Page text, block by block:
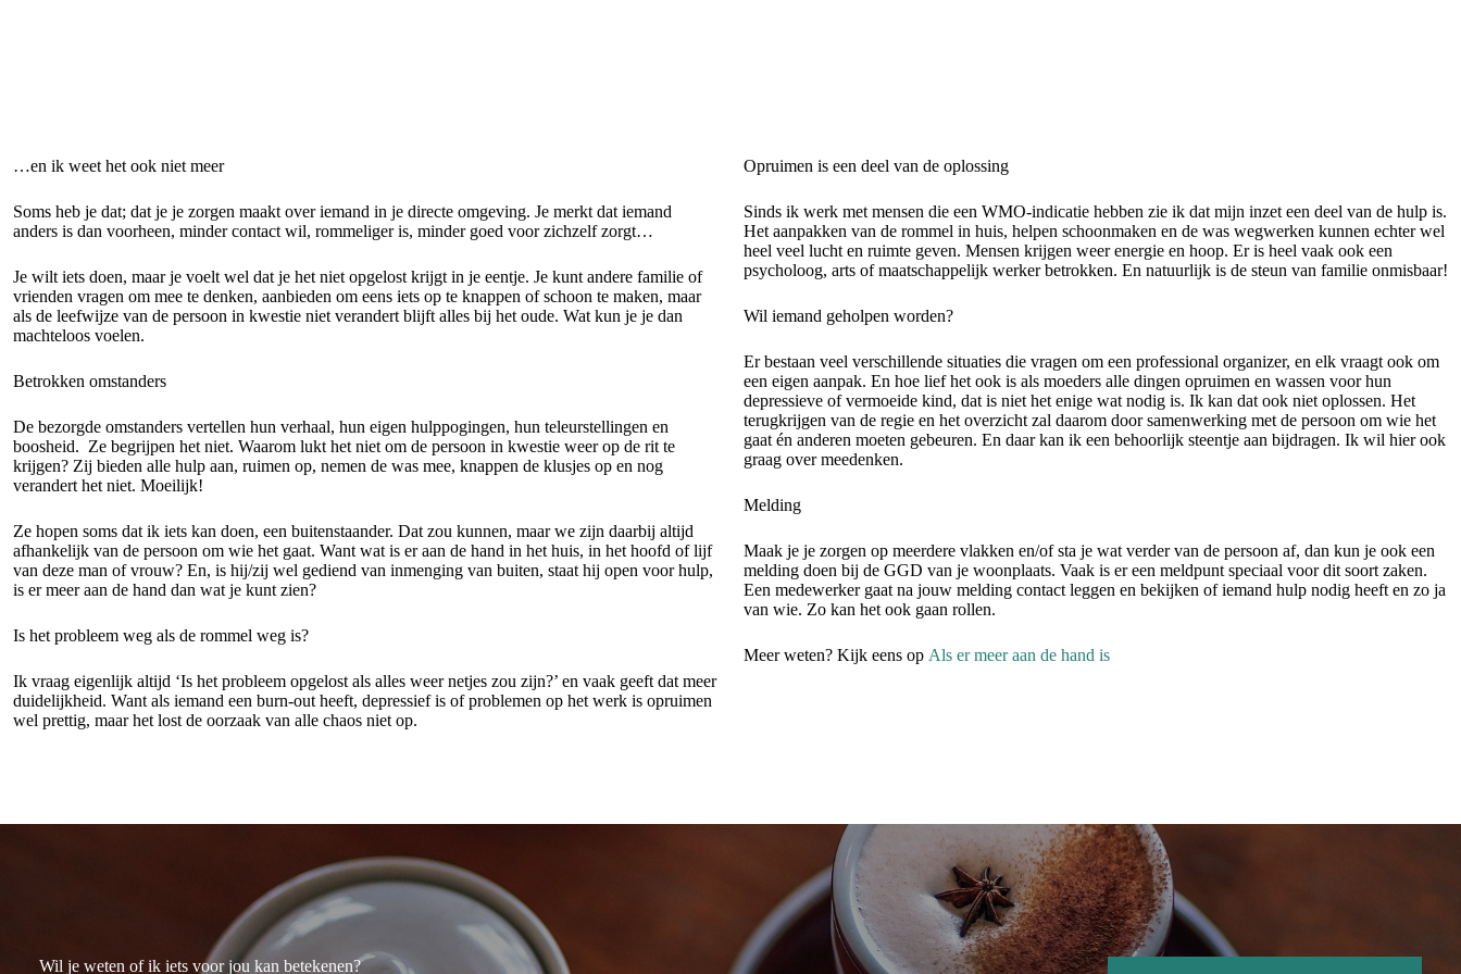
…en ik weet het ook niet meer
Soms heb je dat; dat je je zorgen maakt over iemand in je directe omgeving. Je merkt dat iemand
anders is dan voorheen, minder contact wil, rommeliger is, minder goed voor zichzelf zorgt…
Je wilt iets doen, maar je voelt wel dat je het niet opgelost krijgt in je eentje. Je kunt andere familie of
vrienden vragen om mee te denken, aanbieden om eens iets op te knappen of schoon te maken, maar
als de leefwijze van de persoon in kwestie niet verandert blijft alles bij het oude. Wat kun je je dan
machteloos voelen.
Betrokken omstanders
De bezorgde omstanders vertellen hun verhaal, hun eigen hulppogingen, hun teleurstellingen en
boosheid. Ze begrijpen het niet. Waarom lukt het niet om de persoon in kwestie weer op de rit te
krijgen? Zij bieden alle hulp aan, ruimen op, nemen de was mee, knappen de klusjes op en nog
verandert het niet. Moeilijk!
Ze hopen soms dat ik iets kan doen, een buitenstaander. Dat zou kunnen, maar we zijn daarbij altijd
afhankelijk van de persoon om wie het gaat. Want wat is er aan de hand in het huis, in het hoofd of lijf
van deze man of vrouw? En, is hij/zij wel gediend van inmenging van buiten, staat hij open voor hulp,
is er meer aan de hand dan wat je kunt zien?
Is het probleem weg als de rommel weg is?
Ik vraag eigenlijk altijd ‘Is het probleem opgelost als alles weer netjes zou zijn?’ en vaak geeft dat meer
duidelijkheid. Want als iemand een burn-out heeft, depressief is of problemen op het werk is opruimen
wel prettig, maar het lost de oorzaak van alle chaos niet op.
Opruimen is een deel van de oplossing
Sinds ik werk met mensen die een WMO-indicatie hebben zie ik dat mijn inzet een deel van de hulp is.
Het aanpakken van de rommel in huis, helpen schoonmaken en de was wegwerken kunnen echter wel
heel veel lucht en ruimte geven. Mensen krijgen weer energie en hoop. Er is heel vaak ook een
psycholoog, arts of maatschappelijk werker betrokken. En natuurlijk is de steun van familie onmisbaar!
Wil iemand geholpen worden?
Er bestaan veel verschillende situaties die vragen om een professional organizer, en elk vraagt ook om
een eigen aanpak. En hoe lief het ook is als moeders alle dingen opruimen en wassen voor hun
depressieve of vermoeide kind, dat is niet het enige wat nodig is. Ik kan dat ook niet oplossen. Het
terugkrijgen van de regie en het overzicht zal daarom door samenwerking met de persoon om wie het
gaat én anderen moeten gebeuren. En daar kan ik een behoorlijk steentje aan bijdragen. Ik wil hier ook
graag over meedenken.
Melding
Maak je je zorgen op meerdere vlakken en/of sta je wat verder van de persoon af, dan kun je ook een
melding doen bij de GGD van je woonplaats. Vaak is er een meldpunt speciaal voor dit soort zaken.
Een medewerker gaat na jouw melding contact leggen en bekijken of iemand hulp nodig heeft en zo ja
van wie. Zo kan het ook gaan rollen.
Meer weten? Kijk eens op Als er meer aan de hand is
Wil je weten of ik iets voor jou kan betekenen?